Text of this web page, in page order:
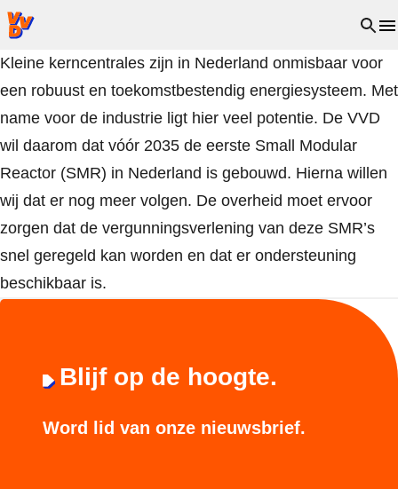
VVD.nl - Ga naar de homepage Open
Kleine kerncentrales zijn in Nederland onmisbaar voor
een robuust en toekomstbestendig energiesysteem. Met
name voor de industrie ligt hier veel potentie. De VVD
wil daarom dat vóór 2035 de eerste Small Modular
Reactor (SMR) in Nederland is gebouwd. Hierna willen
wij dat er nog meer volgen. De overheid moet ervoor
zorgen dat de vergunningsverlening van deze SMR’s
snel geregeld kan worden en dat er ondersteuning
beschikbaar is.
Blijf op de hoogte.
Word lid van onze nieuwsbrief.